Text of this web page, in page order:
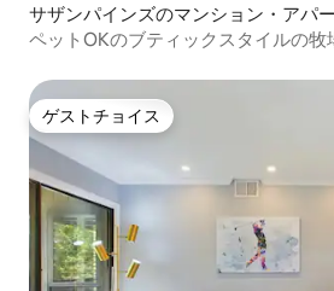
サザンパインズのマンション・アパ
ペットOKのブティックスタイルの牧
ゲストチョイス
ゲストチョイス